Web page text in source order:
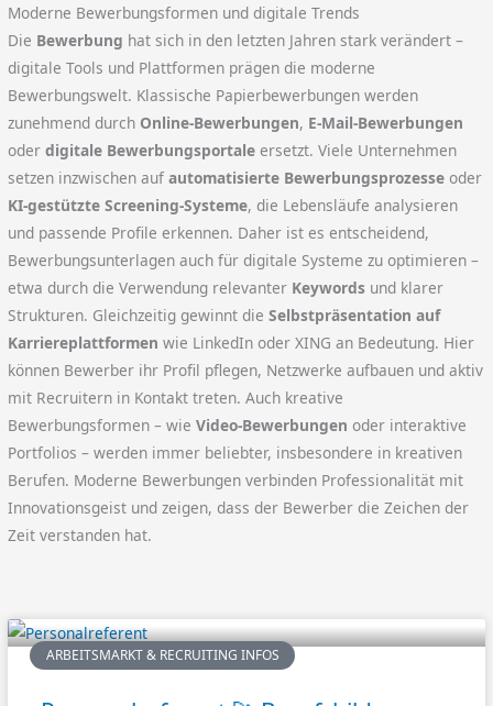
Moderne Bewerbungsformen und digitale Trends
Die Bewerbung hat sich in den letzten Jahren stark verändert –
digitale Tools und Plattformen prägen die moderne
Bewerbungswelt. Klassische Papierbewerbungen werden
zunehmend durch Online-Bewerbungen, E-Mail-Bewerbungen
oderdigitale Bewerbungsportale ersetzt. Viele Unternehmen
setzen inzwischen aufautomatisierte Bewerbungsprozesse oder
KI-gestützte Screening-Systeme, die Lebensläufe analysieren
und passende Profile erkennen. Daher ist es entscheidend,
Bewerbungsunterlagen auch für digitale Systeme zu optimieren –
etwa durch die Verwendung relevanter Keywords und klarer
Strukturen. Gleichzeitig gewinnt dieSelbstpräsentation auf
Karriereplattformen wie LinkedIn oder XING an Bedeutung. Hier
können Bewerber ihr Profil pflegen, Netzwerke aufbauen und aktiv
mit Recruitern in Kontakt treten. Auch kreative
Bewerbungsformen – wieVideo-Bewerbungen oder interaktive
Portfolios – werden immer beliebter, insbesondere in kreativen
Berufen. Moderne Bewerbungen verbinden Professionalität mit
Innovationsgeist und zeigen, dass der Bewerber die Zeichen der
Zeit verstanden hat.
ARBEITSMARKT & RECRUITING INFOS